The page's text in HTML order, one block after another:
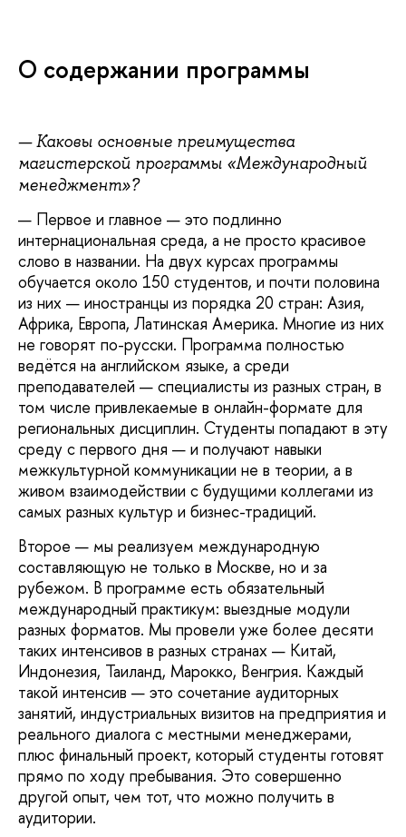
О содержании программы
— Каковы основные преимущества
магистерской программы «Международный
менеджмент»?
— Первое и главное — это подлинно
интернациональная среда, а не просто красивое
слово в названии. На двух курсах программы
обучается около 150 студентов, и почти половина
из них — иностранцы из порядка 20 стран: Азия,
Африка, Европа, Латинская Америка. Многие из них
не говорят по-русски. Программа полностью
ведётся на английском языке, а среди
преподавателей — специалисты из разных стран, в
том числе привлекаемые в онлайн-формате для
региональных дисциплин. Студенты попадают в эту
среду с первого дня — и получают навыки
межкультурной коммуникации не в теории, а в
живом взаимодействии с будущими коллегами из
самых разных культур и бизнес-традиций.
Второе — мы реализуем международную
составляющую не только в Москве, но и за
рубежом. В программе есть обязательный
международный практикум: выездные модули
разных форматов. Мы провели уже более десяти
таких интенсивов в разных странах — Китай,
Индонезия, Таиланд, Марокко, Венгрия. Каждый
такой интенсив — это сочетание аудиторных
занятий, индустриальных визитов на предприятия и
реального диалога с местными менеджерами,
плюс финальный проект, который студенты готовят
прямо по ходу пребывания. Это совершенно
другой опыт, чем тот, что можно получить в
аудитории.